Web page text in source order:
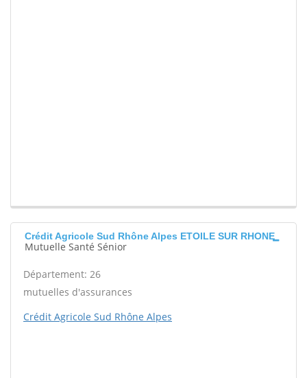
Crédit Agricole Sud Rhône Alpes ETOILE SUR RHONE
Mutuelle Santé Sénior
Département: 26
mutuelles d'assurances
Crédit Agricole Sud Rhône Alpes